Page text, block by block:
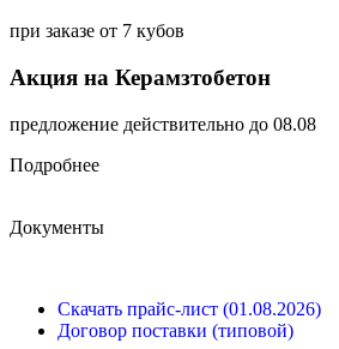
при заказе от 7 кубов
Акция на Керамзтобетон
предложение действительно до 08.08
Подробнее
Документы
Скачать прайс-лист (01.08.2026)
Договор поставки (типовой)